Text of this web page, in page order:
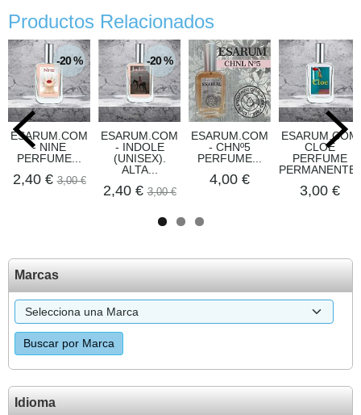
Marcas
Idioma
Productos Relacionados
-20 %
ESARUM.COM
- NINE
PERFUME...
2,40 €3,00 €
-20 %
ESARUM.COM
- INDOLE
(UNISEX).
ALTA...
2,40 €3,00 €
ESARUM.COM
- CHNº5
PERFUME...
4,00 €
ESARUM.COM
CLOE
PERFUME
3,00 €